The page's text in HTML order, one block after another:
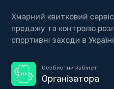
Хмарний квитковий
продажу та контролю
спортивні заходи в
Особистий кабінет
Організатора